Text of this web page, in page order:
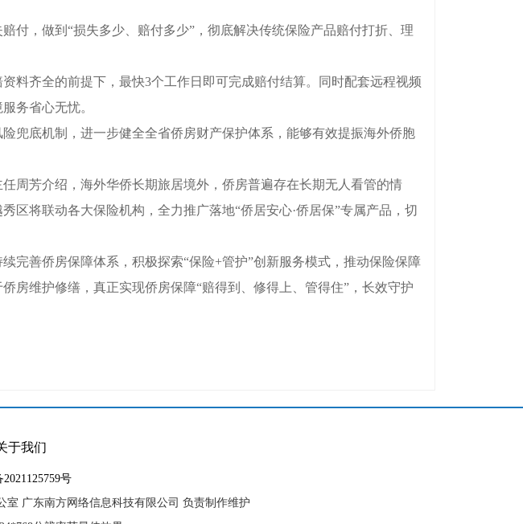
，做到“损失多少、赔付多少”，彻底解决传统保险产品赔付打折、理
齐全的前提下，最快3个工作日即可完成赔付结算。同时配套远程视频
务省心无忧。
底机制，进一步健全全省侨房财产保护体系，能够有效提振海外侨胞
芳介绍，海外华侨长期旅居境外，侨房普遍存在长期无人看管的情
区将联动各大保险机构，全力推广落地“侨居安心·侨居保”专属产品，切
善侨房保障体系，积极探索“保险+管护”创新服务模式，推动保险保障
房维护修缮，真正实现侨房保障“赔得到、修得上、管得住”，长效守护
于我们
号
室 广东南方网络信息科技有限公司 负责制作维护